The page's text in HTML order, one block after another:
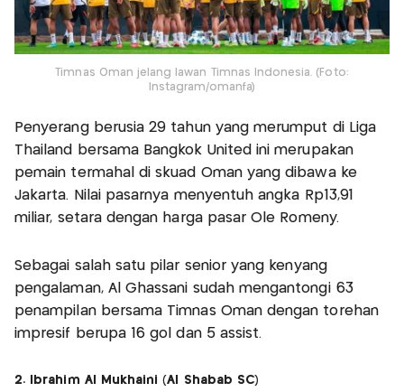
Timnas Oman jelang lawan Timnas Indonesia. (Foto:
Instagram/omanfa)
Penyerang berusia 29 tahun yang merumput di Liga
Thailand bersama Bangkok United ini merupakan
pemain termahal di skuad Oman yang dibawa ke
Jakarta. Nilai pasarnya menyentuh angka Rp13,91
miliar, setara dengan harga pasar Ole Romeny.
Sebagai salah satu pilar senior yang kenyang
pengalaman, Al Ghassani sudah mengantongi 63
penampilan bersama Timnas Oman dengan torehan
impresif berupa 16 gol dan 5 assist.
2. Ibrahim Al Mukhaini (Al Shabab SC)